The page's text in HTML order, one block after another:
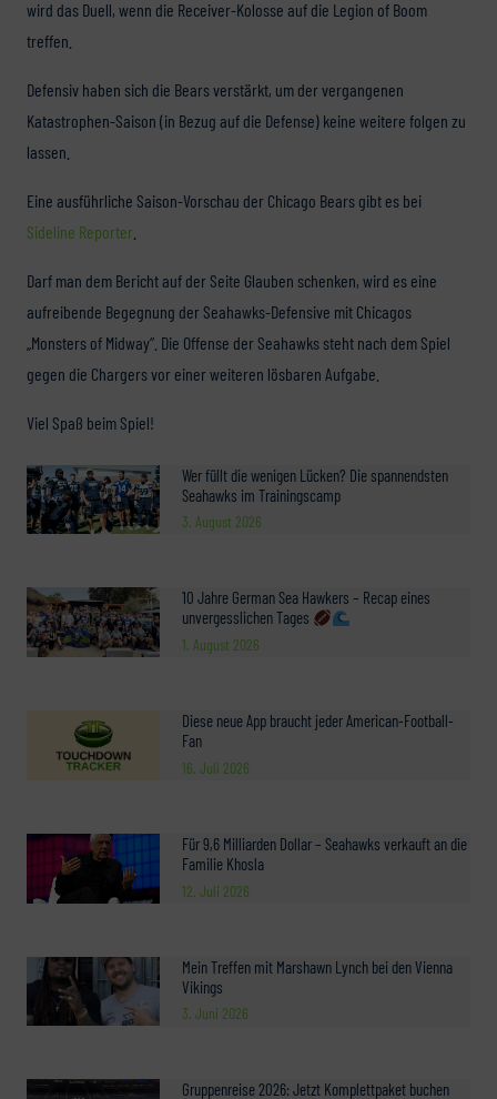
Wer füllt die wenigen Lücken? Die spannendsten
Seahawks im Trainingscamp
3. August 2026
10 Jahre German Sea Hawkers – Recap eines
unvergesslichen Tages
1. August 2026
Diese neue App braucht jeder American-Football-
Fan
16. Juli 2026
Für 9,6 Milliarden Dollar – Seahawks verkauft an die
Familie Khosla
12. Juli 2026
Mein Treffen mit Marshawn Lynch bei den Vienna
Vikings
3. Juni 2026
Gruppenreise 2026: Jetzt Komplettpaket buchen
wird das Duell, wenn die Receiver-Kolosse auf die Legion of Boom
treffen.
Defensiv haben sich die Bears verstärkt, um der vergangenen
Katastrophen-Saison (in Bezug auf die Defense) keine weitere folgen zu
lassen.
Eine ausführliche Saison-Vorschau der Chicago Bears gibt es bei
Sideline Reporter
Darf man dem Bericht auf der Seite Glauben schenken, wird es eine
aufreibende Begegnung der Seahawks-Defensive mit Chicagos
„Monsters of Midway“. Die Offense der Seahawks steht nach dem Spiel
gegen die Chargers vor einer weiteren lösbaren Aufgabe.
Viel Spaß beim Spiel!